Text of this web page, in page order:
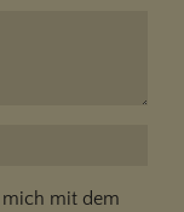
mich mit dem